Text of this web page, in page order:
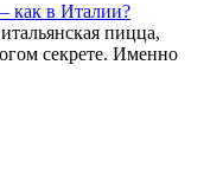
как в Италии?
пицца,
секрете. Именно